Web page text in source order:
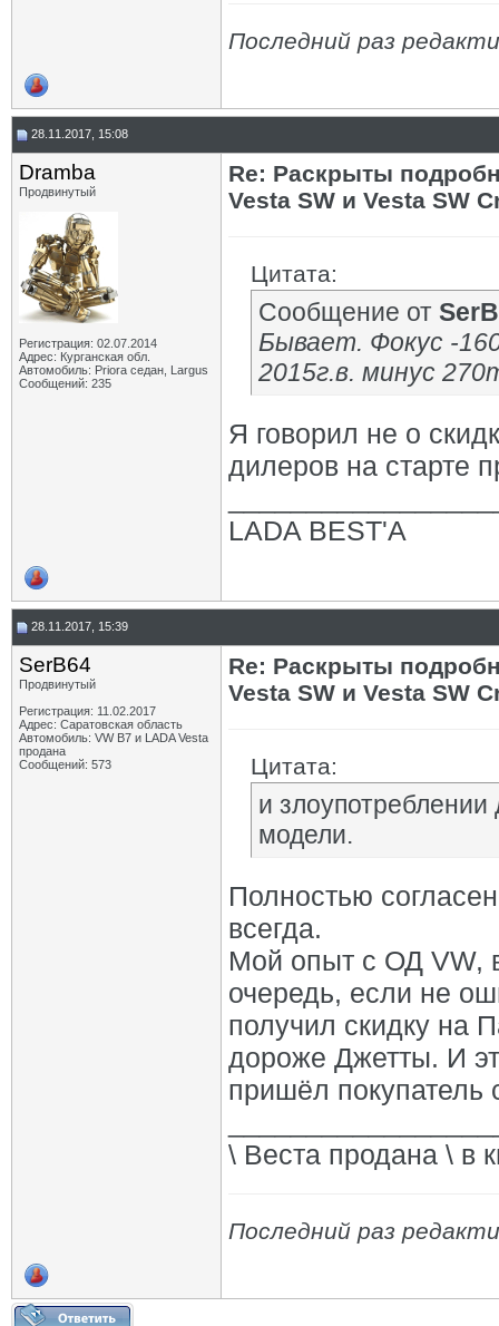
Последний раз
28.11.2017, 15:08
Dramba
Продвинутый
Регистрация: 02.07.2014
Адрес: Курганская обл.
Автомобиль: Priora седан, Largus
Сообщений: 235
Re: Раскрыты
Vesta SW и Vesta SW
Цитата:
Сообщение от
Бывает. Фокус -
2015г.в. минус
Я говорил не о
дилеров на старте
LADA ВЕSТ'А
28.11.2017, 15:39
SerB64
Продвинутый
Регистрация: 11.02.2017
Адрес: Саратовская область
Автомобиль: VW B7 и LADA Vesta
продана
Сообщений: 573
Re: Раскрыты
Vesta SW и Vesta SW
Цитата:
и
модели.
Полностью
всегда.
Мой опыт с ОД VW, в
очередь, если не
получил скидку на
дороже Джетты. И
пришёл покупатель
\ Веста продана \ в
Последний раз